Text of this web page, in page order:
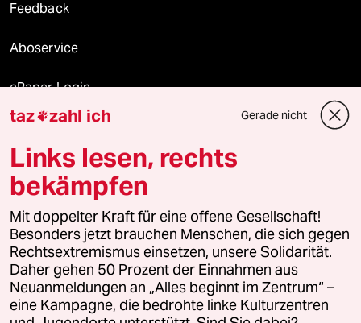
Feedback
Aboservice
ePaper Login
Downloads für Abonnierende
© 2026 taz Verlags und Vertriebs GmbH
Alle Rechte vorbehalten. Bei rechtlichen Fragen oder für Genehmigungen
wenden Sie sich bitte an
lizenzen@taz.de
Feedback Redaktionsstatut Kommune-Richtlinien
Leitlinie Informant Datenschutz Impressum AGB
taz zahl ich Gerade nicht
Links lesen, rechts
bekämpfen
Mit doppelter Kraft für eine offene Gesellschaft!
Besonders jetzt brauchen Menschen, die sich gegen
Rechtsextremismus einsetzen, unsere Solidarität.
Daher gehen 50 Prozent der Einnahmen aus
Neuanmeldungen an „Alles beginnt im Zentrum“ –
eine Kampagne, die bedrohte linke Kulturzentren